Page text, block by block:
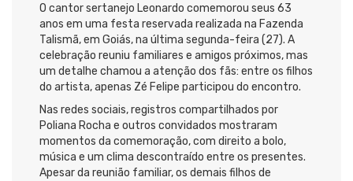
O cantor sertanejo Leonardo comemorou seus 63
anos em uma festa reservada realizada na Fazenda
Talismã, em Goiás, na última segunda-feira (27). A
celebração reuniu familiares e amigos próximos, mas
um detalhe chamou a atenção dos fãs: entre os filhos
do artista, apenas Zé Felipe participou do encontro.
Nas redes sociais, registros compartilhados por
Poliana Rocha e outros convidados mostraram
momentos da comemoração, com direito a bolo,
música e um clima descontraído entre os presentes.
Apesar da reunião familiar, os demais filhos de